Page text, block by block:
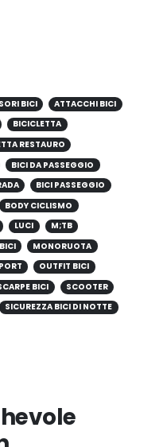
BICI
ATTACCHI BICI
BICICLETTA
RESTAURO
BICI DA PASSEGGIO
BICI PASSEGGIO
BODY CICLISMO
LUCI
M;TB
MONORUOTA
OUTFIT BICI
BICI
SCOOTER
SICUREZZA BICI DI NOTTE